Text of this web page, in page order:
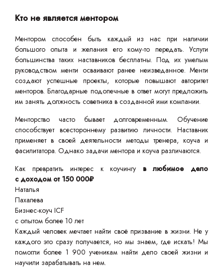
Кто не является ментором
Ментором способен быть каждый из нас при наличии
большого опыта и желания его кому-то передать. Услуги
большинства таких наставников бесплатны. Под их умелым
руководством менти осваивают ранее неизведанное. Менти
создают успешные проекты, которые повышают авторитет
менторов. Благодарные подопечные в ответ могут предложить
им занять должность советника в созданной ими компании.
Менторство часто бывает долговременным. Обучение
способствует всестороннему развитию личности. Наставник
применяет в своей деятельности методы тренера, коуча и
фасилитатора. Однако задачи ментора и коуча различаются.
Как превратить интерес к коучингу в любимое дело
с доходом от 150 000₽
Наталья
Пахалева
Бизнес-коуч ICF
с опытом более 10 лет
Каждый человек мечтает найти своё призвание в жизни. Не у
каждого это сразу получается, но мы знаем, где искать! Мы
помогли более 1 900 ученикам найти дело своей жизни и
научили зарабатывать на нем.